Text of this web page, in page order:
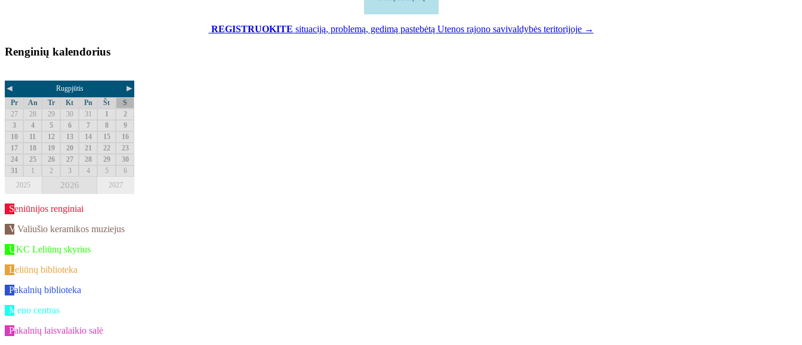
REGISTRUOKITE situaciją, problemą, gedimą pastebėtą Utenos rajono savivaldybės teritorijoje →
Renginių kalendorius
◄ Rugpjūtis ►
Pr An Tr Kt Pn Št
S
27
28 29 30 31 1
2
3
4 5 6 7 8
9
10
11 12 13 14 15
16
17
18 19 20 21 22
23
24
25 26 27 28 29
30
31
1 2 3 4 5
6
2025
2026 2027
Seniūnijos renginiai
V.Valiušio keramikos muziejus
UKC Leliūnų skyrius
Leliūnų biblioteka
Pakalnių biblioteka
Meno centras
Pakalnių laisvalaikio salė